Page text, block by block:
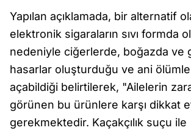
Yapılan açıklamada, bir alternatif
elektronik sigaraların sıvı formda
nedeniyle ciğerlerde, boğazda ve
hasarlar oluşturduğu ve ani
açabildiği belirtilerek, "Ailelerin
görünen bu ürünlere karşı dikkat
gerekmektedir. Kaçakçılık suçu ile